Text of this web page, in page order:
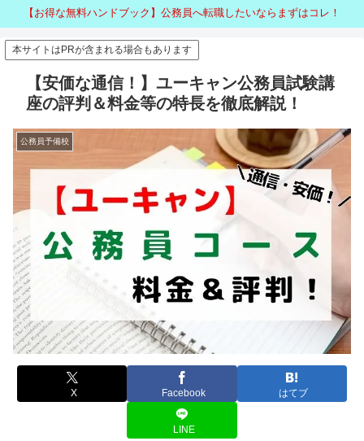
【お得な無料ハンドブック】公務員へ転職したいならまずはコレ！
本サイトはPRが含まれる場合もあります
【安価な通信！】ユーキャン公務員試験講
座の評判＆料金等の特長を徹底解説！
公務員予備校
X Facebook はてブ
LINE